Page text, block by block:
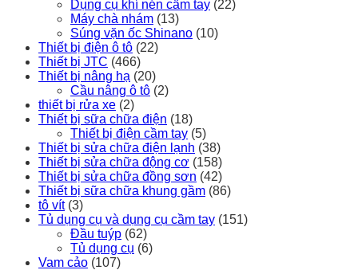
Dụng cụ khí nén cầm tay (22)
Máy chà nhám (13)
Súng vặn ốc Shinano (10)
Thiết bị điện ô tô (22)
Thiết bị JTC (466)
Thiết bị nâng hạ (20)
Cầu nâng ô tô (2)
thiết bị rửa xe (2)
Thiết bị sữa chữa điện (18)
Thiết bị điện cầm tay (5)
Thiết bị sửa chữa điện lạnh (38)
Thiết bị sửa chữa động cơ (158)
Thiết bị sửa chữa đồng sơn (42)
Thiết bị sữa chữa khung gầm (86)
tô vít (3)
Tủ dụng cụ và dụng cụ cầm tay (151)
Đầu tuýp (62)
Tủ dụng cụ (6)
Vam cảo (107)